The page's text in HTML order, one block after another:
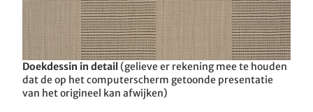
Doekdessin in detail (gelieve er rekening mee te houden
dat de op het computerscherm getoonde presentatie
van het origineel kan afwijken)